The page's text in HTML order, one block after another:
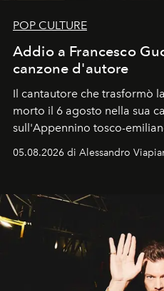
POP CULTURE
Addio a Francesco
canzone d'autore
Il cantautore che trasformò
morto il 6 agosto nella sua
sull'Appennino tosco-
05.08.2026 di Alessandro